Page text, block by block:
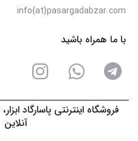
info{at}pasargadabzar.com
با ما همراه باشید
فروشگاه اینترنتی پاسارگاد
آنلاین